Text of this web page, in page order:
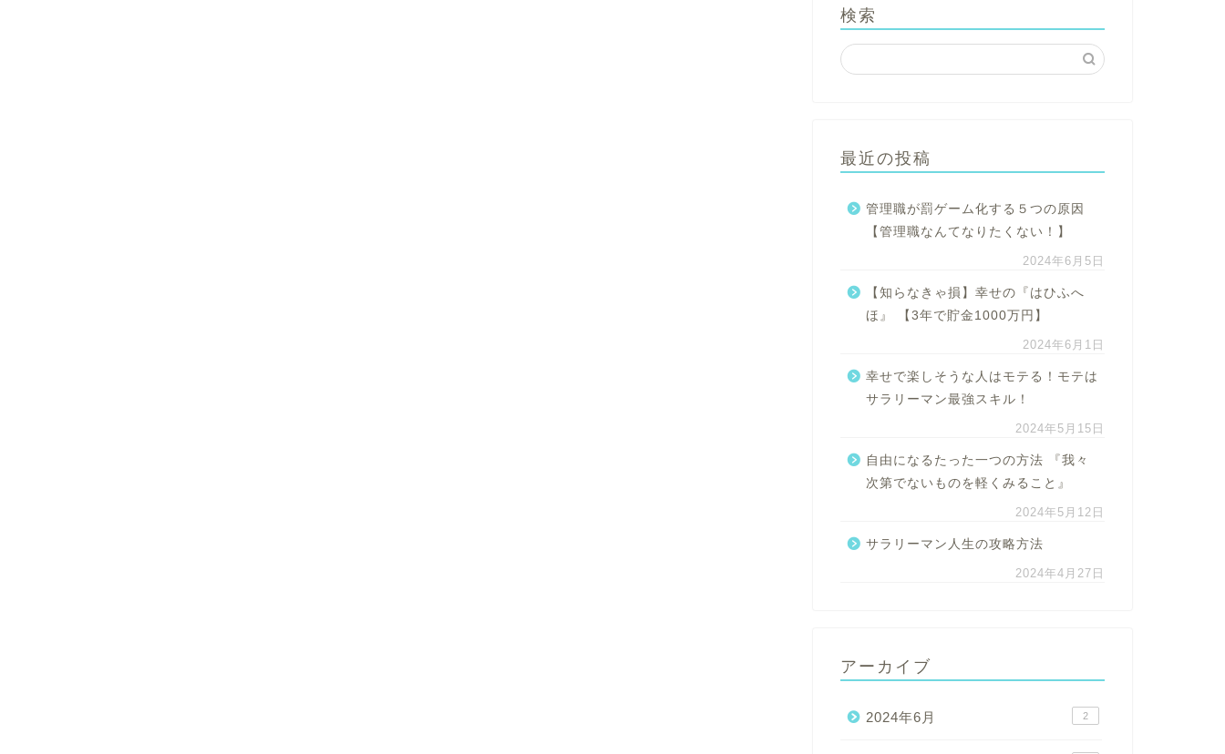
検索
最近の投稿
管理職が罰ゲーム化する５つの原因
【管理職なんてなりたくない！】
2024年6月5日
【知らなきゃ損】幸せの『はひふへ
ほ』 【3年で貯金1000万円】
2024年6月1日
幸せで楽しそうな人はモテる！モテは
サラリーマン最強スキル！
2024年5月15日
自由になるたった一つの方法 『我々
次第でないものを軽くみること』
2024年5月12日
サラリーマン人生の攻略方法
2024年4月27日
アーカイブ
2024年6月 2